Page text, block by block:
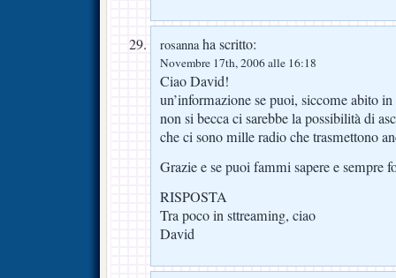
rosannaha scritto:
Novembre 17th, 2006 alle 16:18
Ciao David!
un’informazione se puoi, siccome abito
non si becca ci sarebbe la possibilità di
che ci sono mille radio che trasmettono
Grazie e se puoi fammi sapere e sempre
RISPOSTA
Tra poco in sttreaming, ciao
David